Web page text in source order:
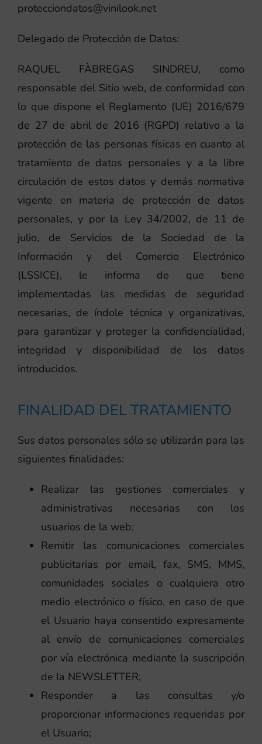
protecciondatos@vinilook.net
Delegado de Protección de Datos:
RAQUEL FÀBREGAS SINDREU, como
responsable del Sitio web, de conformidad con
lo que dispone el Reglamento (UE) 2016/679
de 27 de abril de 2016 (RGPD) relativo a la
protección de las personas físicas en cuanto al
tratamiento de datos personales y a la libre
circulación de estos datos y demás normativa
vigente en materia de protección de datos
personales, y por la Ley 34/2002, de 11 de
julio, de Servicios de la Sociedad de la
Información y del Comercio Electrónico
(LSSICE), le informa de que tiene
implementadas las medidas de seguridad
necesarias, de índole técnica y organizativas,
para garantizar y proteger la confidencialidad,
integridad y disponibilidad de los datos
introducidos.
FINALIDAD DEL TRATAMIENTO
Sus datos personales sólo se utilizarán para las
siguientes finalidades:
Realizar las gestiones comerciales y
administrativas necesarias con los
usuarios de la web;
Remitir las comunicaciones comerciales
publicitarias por email, fax, SMS, MMS,
comunidades sociales o cualquiera otro
medio electrónico o físico, en caso de que
el Usuario haya consentido expresamente
al envío de comunicaciones comerciales
por vía electrónica mediante la suscripción
de la NEWSLETTER;
Responder a las consultas y/o
proporcionar informaciones requeridas por
el Usuario;